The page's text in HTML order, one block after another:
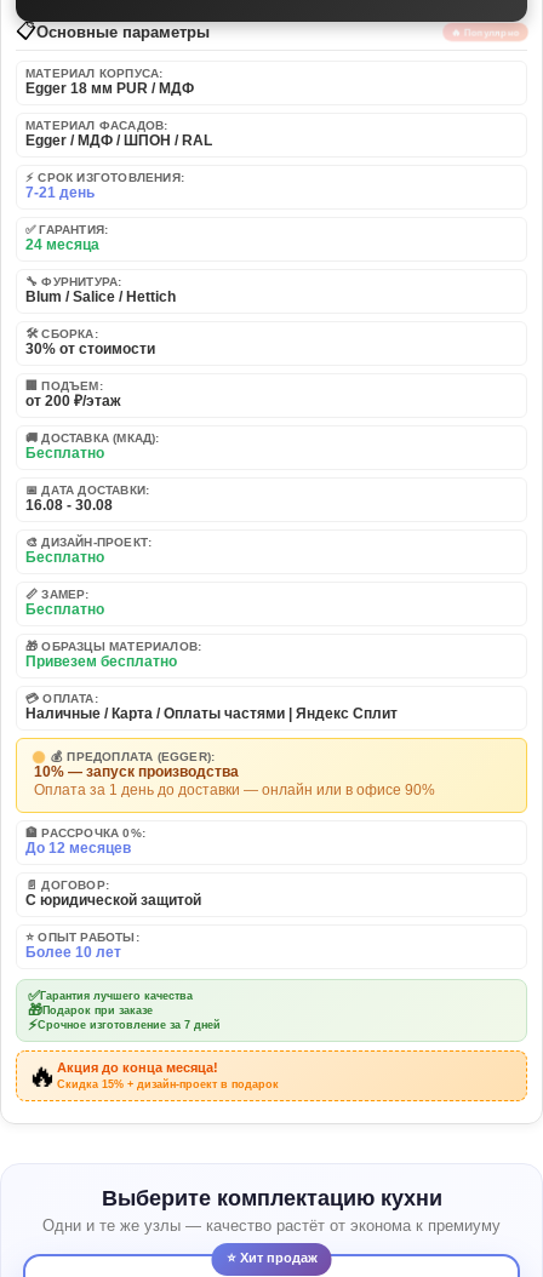
📋Основные параметры 🔥 Популярно
МАТЕРИАЛ КОРПУСА:
Egger 18 мм PUR / МДФ
МАТЕРИАЛ ФАСАДОВ:
Egger / МДФ / ШПОН / RAL
⚡ СРОК ИЗГОТОВЛЕНИЯ:
7-21 день
✅ ГАРАНТИЯ:
24 месяца
🔧 ФУРНИТУРА:
Blum / Salice / Hettich
🛠️ СБОРКА:
30% от стоимости
🏢 ПОДЪЕМ:
от 200 ₽/этаж
🚚 ДОСТАВКА (МКАД):
Бесплатно
📅 ДАТА ДОСТАВКИ:
16.08 - 30.08
🎨 ДИЗАЙН-ПРОЕКТ:
Бесплатно
📏 ЗАМЕР:
Бесплатно
🎁 ОБРАЗЦЫ МАТЕРИАЛОВ:
Привезем бесплатно
💳 ОПЛАТА:
Наличные / Карта / Оплаты частями | Яндекс Сплит
💰 ПРЕДОПЛАТА (EGGER):
10% — запуск производства
Оплата за 1 день до доставки — онлайн или в офисе 90%
🏦 РАССРОЧКА 0%:
До 12 месяцев
📄 ДОГОВОР:
С юридической защитой
⭐ ОПЫТ РАБОТЫ:
Более 10 лет
✅Гарантия лучшего качества
🎁 Подарок при заказе
⚡Срочное изготовление за 7 дней
🔥Акция до конца месяца!
Скидка 15% + дизайн-проект в подарок
Выберите комплектацию кухни
Одни и те же узлы — качество растёт от эконома к премиуму
⭐ Хит продаж